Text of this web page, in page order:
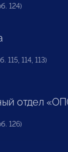
124)
115, 114, 113)
отдел
126)